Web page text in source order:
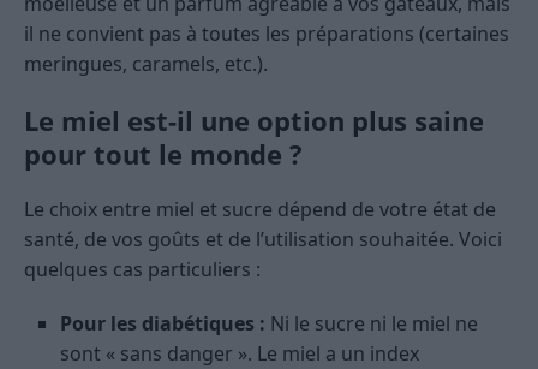
il ne convient pas à toutes les préparations (certaines
meringues, caramels, etc.).
Le miel est-il une option plus saine
pour tout le monde ?
Le choix entre miel et sucre dépend de votre état de
santé, de vos goûts et de l’utilisation souhaitée. Voici
quelques cas particuliers :
Pour les diabétiques : Ni le sucre ni le miel ne
sont « sans danger ». Le miel a un index